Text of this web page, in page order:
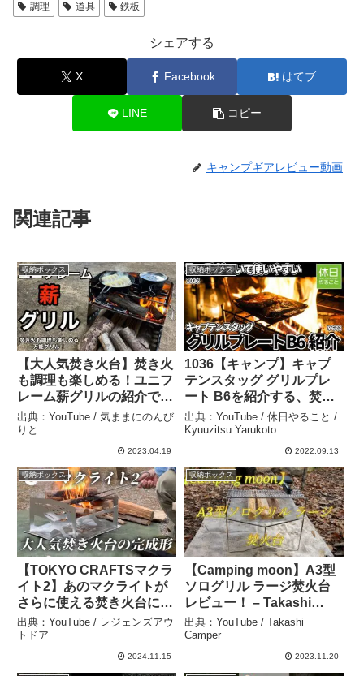
調理
道具 鉄板
シェアする
X Facebook はてブ
LINE コピー
キャンプギアレビュー動画
関連記事
収納ボックス
【大人気焚き火台】焚き火
も調理も楽しめる！ユニフ
レーム薪グリルの紹介で
す！ – 気ままにのんびりと
出典：YouTube / 気ままにのんび
りと
2023.04.19
収納ボックス
1036【キャンプ】キャプ
テンスタッグ グリルプレ
ート B6を紹介する、焚き
火台で肉を焼く – 休日やる
こと / Kyuuzitsu Yarukoto
出典：YouTube / 休日やること /
Kyuuzitsu Yarukoto
2022.09.13
収納ボックス
【TOKYO CRAFTSマクラ
イト2】あのマクライトが
さらに使える焚き火台に進
化！ – レジェンズアウトド
ア
出典：YouTube / レジェンズアウ
トドア
2024.11.15
収納ボックス
【Camping moon】A3型
ソログリル ラージ焚火台
レビュー！ – Takashi
Camper
出典：YouTube / Takashi
Camper
2023.11.20